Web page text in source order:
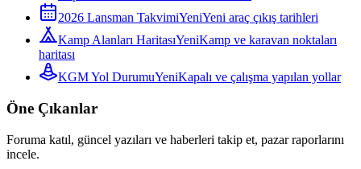
2026 Lansman TakvimiYeniYeni araç çıkış tarihleri
Kamp Alanları HaritasıYeniKamp ve karavan noktaları
haritası
KGM Yol DurumuYeniKapalı ve çalışma yapılan yollar
Öne Çıkanlar
Foruma katıl, güncel yazıları ve haberleri takip et, pazar raporlarını
incele.